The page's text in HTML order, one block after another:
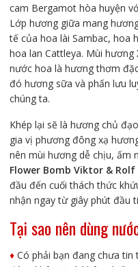
cam Bergamot hòa huyện
Lớp hương giữa mang
tế của hoa lài Sambac, hoa
hoa lan Cattleya. Mùi
nước hoa là hương thơm
đó hương sữa và phấn lưu
chúng ta.
Khép lại sẽ là hương chủ
gia vị phương đông xạ
nên mùi hương dễ chịu, ấm
Flower Bomb Viktor & Rolf
đầu đến cuối thách thức
nhận ngay từ giây phút đầu
Tại sao nên dùng
♦️Có phải bạn đang chưa tin